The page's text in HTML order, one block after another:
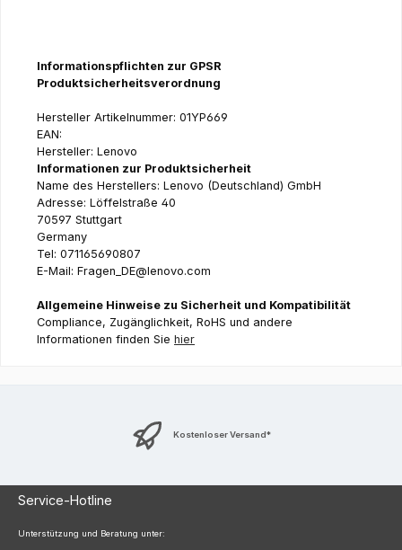
Informationspflichten zur GPSR
Produktsicherheitsverordnung
Hersteller Artikelnummer: 01YP669
EAN:
Hersteller: Lenovo
Informationen zur Produktsicherheit
Name des Herstellers: Lenovo (Deutschland) GmbH
Adresse: Löffelstraße 40
70597 Stuttgart
Germany
Tel: 071165690807
E-Mail: Fragen_DE@lenovo.com
Allgemeine Hinweise zu Sicherheit und Kompatibilität
Compliance, Zugänglichkeit, RoHS und andere
Informationen finden Sie hier
Kostenloser Versand*
Service-Hotline
Unterstützung und Beratung unter: